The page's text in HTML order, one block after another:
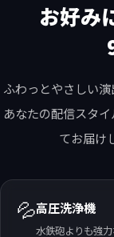
お好み
ふわっとやさしい
あなたの配信スタ
てお届け
💦高圧洗浄機
水鉄砲よりも強